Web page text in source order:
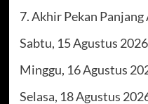
7. Akhir Pekan
Sabtu, 15 Agustus
Minggu, 16 Agustus
Selasa, 18 Agustus